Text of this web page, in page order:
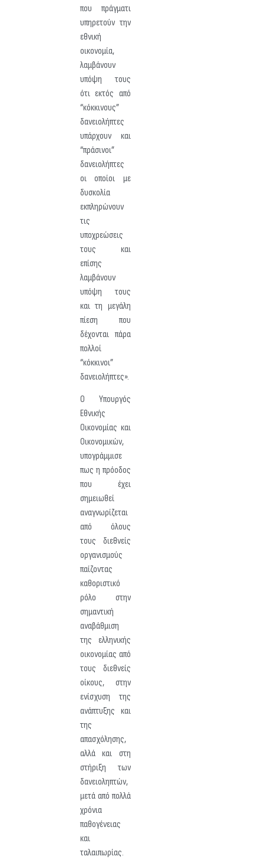
που πράγματι
υπηρετούν την
εθνική
οικονομία,
λαμβάνουν
υπόψη τους
ότι εκτός από
“κόκκινους”
δανειολήπτες
υπάρχουν και
“πράσινοι”
δανειολήπτες
οι οποίοι με
δυσκολία
εκπληρώνουν
τις
υποχρεώσεις
τους και
επίσης
λαμβάνουν
υπόψη τους
και τη μεγάλη
πίεση που
δέχονται πάρα
πολλοί
“κόκκινοι”
δανειολήπτες».
Ο Υπουργός
Εθνικής
Οικονομίας και
Οικονομικών,
υπογράμμισε
πως η πρόοδος
που έχει
σημειωθεί
αναγνωρίζεται
από όλους
τους διεθνείς
οργανισμούς
παίζοντας
καθοριστικό
ρόλο στην
σημαντική
αναβάθμιση
της ελληνικής
οικονομίας από
τους διεθνείς
οίκους, στην
ενίσχυση της
ανάπτυξης και
της
απασχόλησης,
αλλά και στη
στήριξη των
δανειοληπτών,
μετά από πολλά
χρόνια
παθογένειας
και
ταλαιπωρίας.